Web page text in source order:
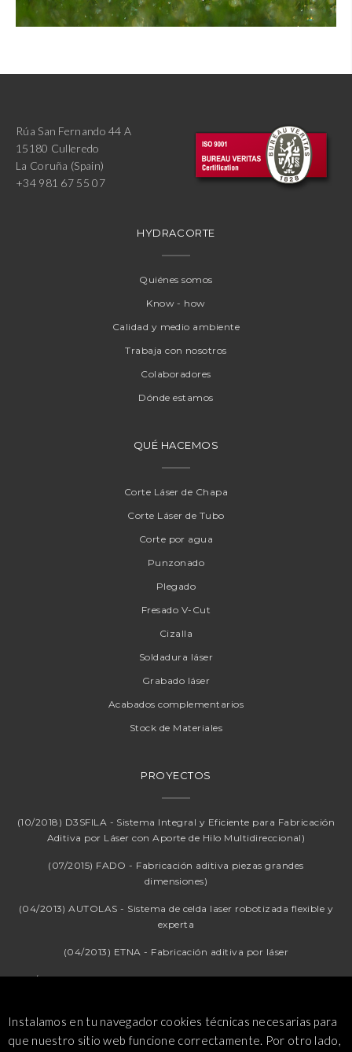
Instalamos en tu navegador cookies técnicas necesarias para
que nuestro sitio web funcione correctamente. Por otro lado,
Rúa San Fernando 44 A
15180 Culleredo
La Coruña (Spain)
+34 981 67 55 07
HYDRACORTE
Quiénes somos
Know - how
Calidad y medio ambiente
Trabaja con nosotros
Colaboradores
Dónde estamos
QUÉ HACEMOS
Corte Láser de Chapa
Corte Láser de Tubo
Corte por agua
Punzonado
Plegado
Fresado V-Cut
Cizalla
Soldadura láser
Grabado láser
Acabados complementarios
Stock de Materiales
PROYECTOS
(10/2018) D3SFILA - Sistema Integral y Eficiente para Fabricación
Aditiva por Láser con Aporte de Hilo Multidireccional)
(07/2015) FADO - Fabricación aditiva piezas grandes
dimensiones)
(04/2013) AUTOLAS - Sistema de celda laser robotizada flexible y
experta
(04/2013) ETNA - Fabricación aditiva por láser
(01/2014) Hydracorte publica los resultados del proyecto Mónaco
CONTACTO